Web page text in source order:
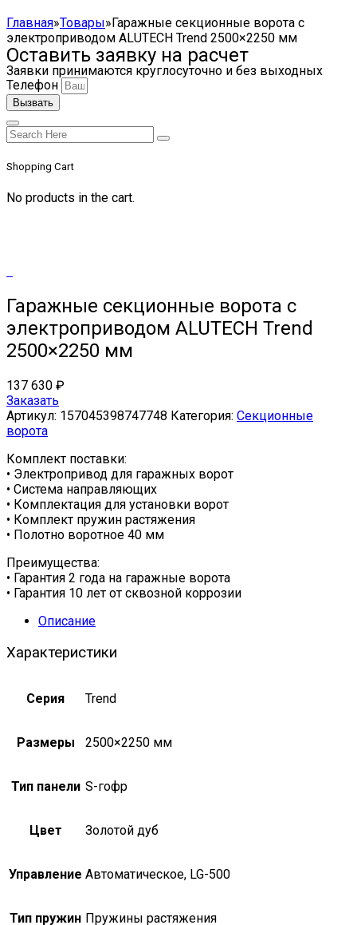
Главная»Товары»Гаражные секционные ворота с
электроприводом ALUTECH Trend 2500×2250 мм
Оставить заявку на расчет
Заявки принимаются круглосуточно и без выходных
Телефон
Вызвать
Shopping Cart
No products in the cart.
Гаражные секционные ворота с
электроприводом ALUTECH Trend
2500×2250 мм
137 630 ₽
Заказать
Артикул: 157045398747748 Категория: Секционные
ворота
Комплект поставки:
• Электропривод для гаражных ворот
• Система направляющих
• Комплектация для установки ворот
• Комплект пружин растяжения
• Полотно воротное 40 мм
Преимущества:
• Гарантия 2 года на гаражные ворота
• Гарантия 10 лет от сквозной коррозии
Описание
Характеристики
Серия Trend
Размеры 2500×2250 мм
Тип панели S-гофр
Цвет Золотой дуб
Управление Автоматическое, LG-500
Тип пружин Пружины растяжения